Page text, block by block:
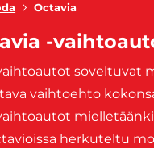
Octavia
-
soveltuvat
vaihtoehto
herkuteltu